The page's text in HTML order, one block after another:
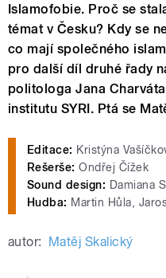
Islamofobie. Proč se
témat v Česku? Kdy se
co mají společného
pro další díl druhé řady
politologa Jana
institutu SYRI. Ptá se
Editace: Kristýna
Rešerše:Ondřej Čížek
Sound design: Damiana
Hudba: Martin Hůla,
autor: Matěj Skalický